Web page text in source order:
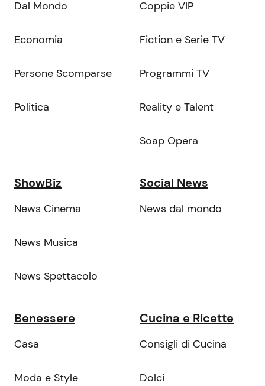
Dal Mondo
Economia
Persone Scomparse
Politica
Coppie VIP
Fiction e Serie TV
Programmi TV
Reality e Talent
Soap Opera
ShowBiz
News Cinema
News Musica
News Spettacolo
Social News
News dal mondo
Benessere
Casa
Moda e Style
Cucina e Ricette
Consigli di Cucina
Dolci